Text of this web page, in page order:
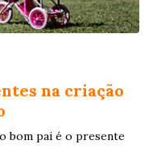
na criação
bom pai é o presente